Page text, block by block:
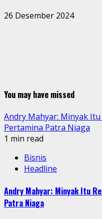
26 Desember 2024
You may have missed
Andry Mahyar: Minyak
Pertamina Patra Niaga
1 min read
Bisnis
Headline
Andry Mahyar: Minyak Itu
Patra Niaga